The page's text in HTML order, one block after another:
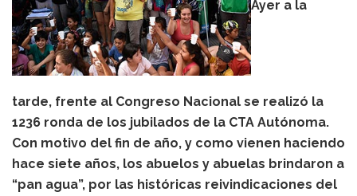
Ayer a la
tarde, frente al Congreso Nacional se realizó la
1236 ronda de los jubilados de la CTA Autónoma.
Con motivo del fin de año, y como vienen haciendo
hace siete años, los abuelos y abuelas brindaron a
“pan agua”, por las históricas reivindicaciones del